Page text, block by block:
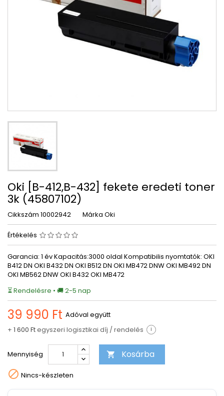
Oki [B-412,B-432] fekete eredeti toner
3k (45807102)
Cikkszám 10002942 Márka Oki
Értékelés
Garancia: 1 év Kapacitás:3000 oldal Kompatibilis nyomtatók: OKI
B412 DN OKI B432 DN OKI B512 DN OKI MB472 DNW OKI MB492 DN
OKI MB562 DNW OKI B432 OKI MB472
⏳ Rendelésre • 🚚 2-5 nap
39 990 Ft Adóval együtt
+ 1 600 Ftegyszeri logisztikai díj / rendelés i
Mennyiség  Kosárba
 Nincs-készleten